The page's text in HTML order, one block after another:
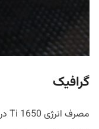
گرافیک